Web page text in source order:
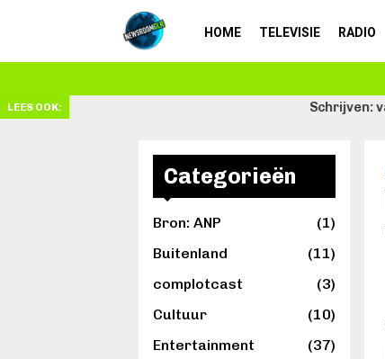
HOME TELEVISIE RADIO
LEES OOK:
Categorieën
Bron: ANP
(1)
Buitenland
(11)
complotcast
(3)
Cultuur
(10)
Entertainment
(37)